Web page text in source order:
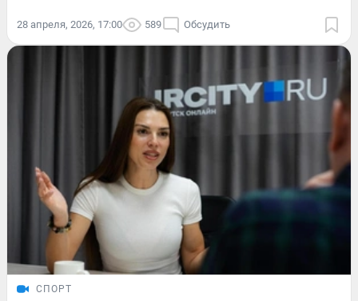
28 апреля, 2026, 17:00 589 Обсудить
СПОРТ